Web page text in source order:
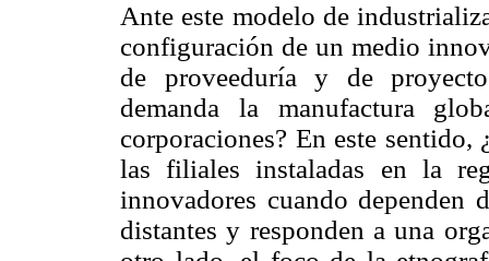
Ante este modelo de
configuración de un medio
de proveeduría y de
demanda la manufactura
corporaciones? En este
las filiales instaladas en la
innovadores cuando dependen
distantes y responden a una